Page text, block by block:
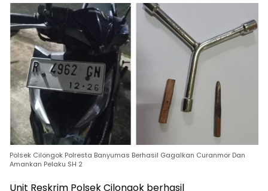
Polsek Cilongok Polresta Banyumas Berhasil Gagalkan Curanmor Dan
Amankan Pelaku SH 2
Unit Reskrim Polsek Cilongok berhasil